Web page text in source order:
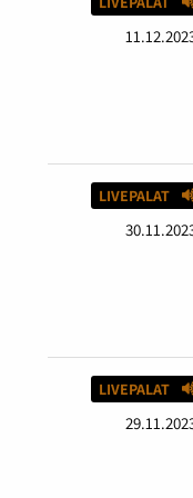
LIVEPALAT
LIVEPALAT